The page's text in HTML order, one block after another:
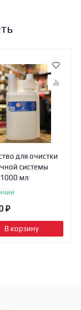
для очистки
системы
мл
₽
В корзину